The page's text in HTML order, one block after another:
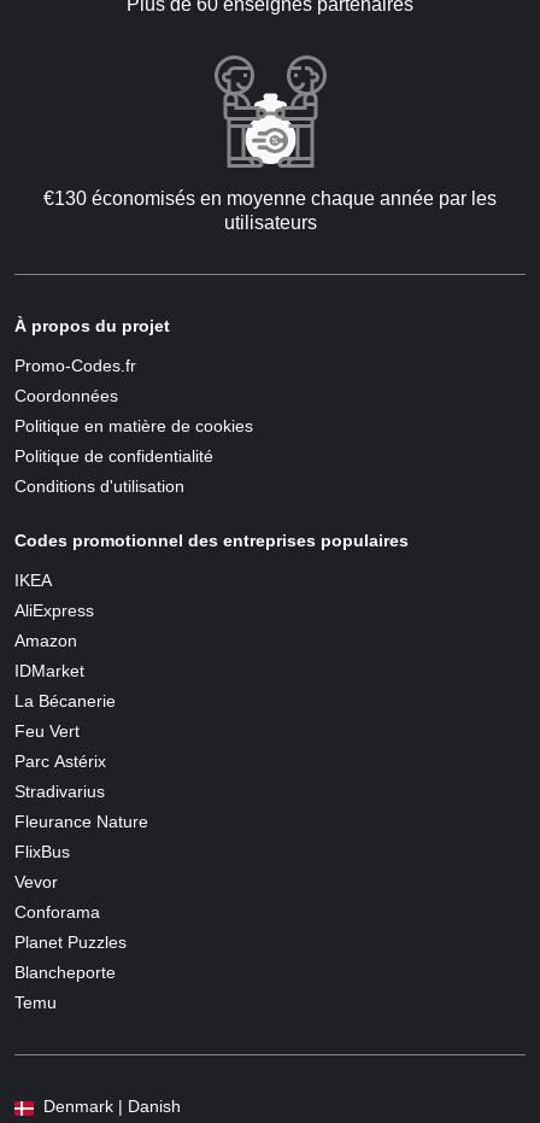
Plus de 60 enseignes partenaires
€130 économisés en moyenne chaque année par les
utilisateurs
À propos du projet
Promo-Codes.fr
Coordonnées
Politique en matière de cookies
Politique de confidentialité
Conditions d'utilisation
Codes promotionnel des entreprises populaires
IKEA
AliExpress
Amazon
IDMarket
La Bécanerie
Feu Vert
Parc Astérix
Stradivarius
Fleurance Nature
FlixBus
Vevor
Conforama
Planet Puzzles
Blancheporte
Temu
Denmark | Danish